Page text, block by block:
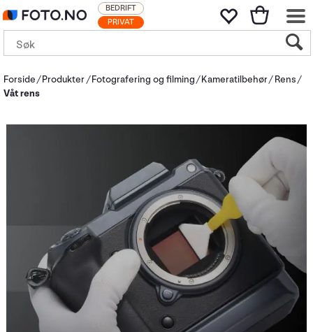
PRIVAT
BEDRIFT
Forside Produkter Fotografering og filming Kameratilbehør
Rens
Våt rens